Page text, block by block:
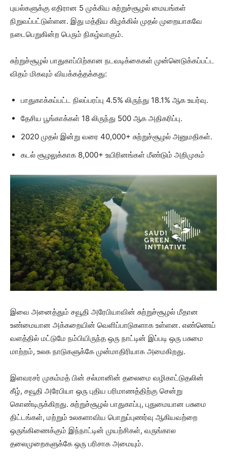
புயல்களுக்கு எதிரான 5 முக்கிய சுற்றுச்சூழல் மையங்கள்
நிறுவப்பட்டுள்ளன. இது மத்திய கிழக்கில் முதல் முறையாகவே
நடைபெறுகின்ற பெரும் நிகழ்வாகும்.
சுற்றுச்சூழல் பாதுகாப்பிற்கான நடவடிக்கைகள் முன்னெடுக்கப்பட்ட
விதம் மிகவும் வியக்கத்தக்கது:
பாதுகாக்கப்பட்ட நிலப்பரப்பு 4.5% லிருந்து 18.1% ஆக உயர்வு.
தேசிய பூங்காக்கள் 18 லிருந்து 500 ஆக அதிகரிப்பு.
2020 முதல் இன்று வரை 40,000+ சுற்றுச்சூழல் அனுமதிகள்.
கடல் சூழலுக்காக 8,000+ உயிரினங்கள் மீண்டும் அறிமுகம்
இவை அனைத்தும் சவூதி அரேபியாவின் சுற்றுச்சூழல் மீதான
உண்மையான அக்கறையின் வெளிப்பாடுகளாக உள்ளன. எண்ணெய்
வளத்தில் மட்டுமே நம்பியிருந்த ஒரு நாட்டின் இப்படி ஒரு பசுமை
மாற்றம், உலக நாடுகளுக்கே முன்மாதிரியாக அமைகிறது.
இளவரசர் முகம்மத் பின் சல்மானின் தலைமை வழிகாட்டுதலின்
கீழ், சவூதி அரேபியா ஒரு புதிய பரிமாணத்திற்கு சென்று
கொண்டிருக்கிறது. சுற்றுச்சூழல் பாதுகாப்பு, புதுமையான பசுமை
திட்டங்கள், மற்றும் உலகளாவிய பொறுப்புணர்வு ஆகியவற்றை
ஒருங்கிணைக்கும் இந்நாட்டின் முயற்சிகள், வருங்கால
தலைமுறைகளுக்கே ஒரு பரிசாக அமையும்.